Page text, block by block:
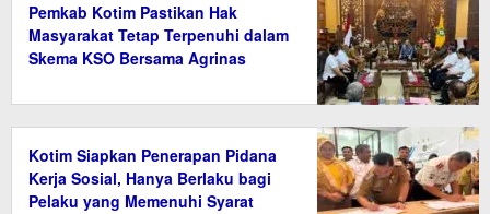
Pemkab Kotim Pastikan Hak
Masyarakat Tetap Terpenuhi dalam
Skema KSO Bersama Agrinas
Kotim Siapkan Penerapan Pidana
Kerja Sosial, Hanya Berlaku bagi
Pelaku yang Memenuhi Syarat